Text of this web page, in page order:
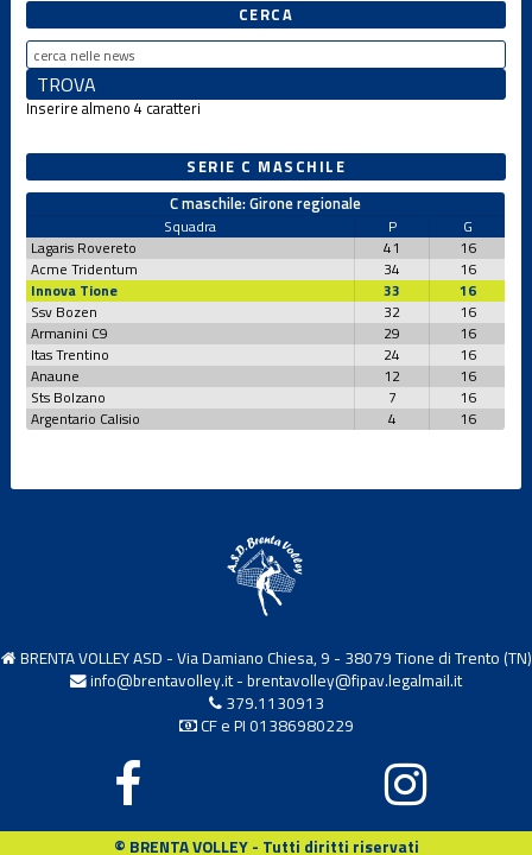
CERCA
Inserire almeno 4 caratteri
SERIE C MASCHILE
C maschile: Girone regionale
Squadra P
G
Lagaris Rovereto
41
16
Acme Tridentum
34
16
Innova Tione
33
16
Ssv Bozen
32
16
Armanini C9
29
16
Itas Trentino
24
16
Anaune
12
16
Sts Bolzano
7
16
Argentario Calisio
4 16
BRENTA VOLLEY ASD - Via Damiano Chiesa, 9 - 38079 Tione di Trento (TN)
info@brentavolley.it- brentavolley@fipav.legalmail.it
379.1130913
CF e PI 01386980229
© BRENTA VOLLEY - Tutti diritti riservati